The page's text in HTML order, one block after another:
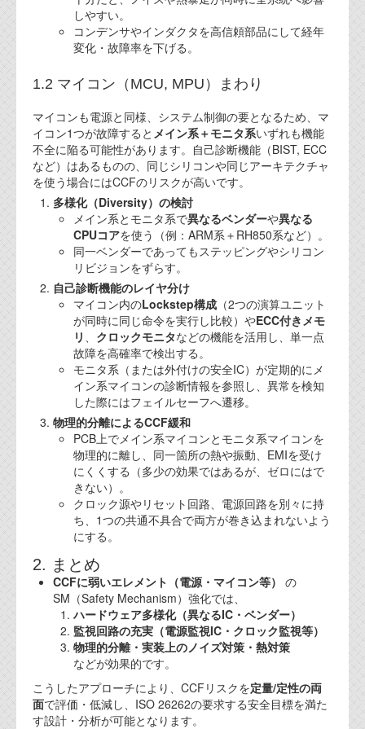
しやすい。
コンデンサやインダクタを高信頼部品にして経年
変化・故障率を下げる。
1.2 マイコン（MCU, MPU）まわり
マイコンも電源と同様、システム制御の要となるため、マ
イコン1つが故障すると メイン系＋モニタ系いずれも機能
不全に陥る可能性があります。自己診断機能（BIST, ECC
など）はあるものの、同じシリコンや同じアーキテクチャ
を使う場合にはCCFのリスクが高いです。
多様化（Diversity）の検討
メイン系とモニタ系で異なるベンダーや異なる
CPUコアを使う（例：ARM系＋RH850系など）。
同一ベンダーであってもステッピングやシリコン
リビジョンをずらす。
自己診断機能のレイヤ分け
マイコン内のLockstep構成 （2つの演算ユニット
が同時に同じ命令を実行し比較）やECC付きメモ
リ 、 クロックモニタなどの機能を活用し、単一点
故障を高確率で検出する。
モニタ系（または外付けの安全IC）が定期的にメ
イン系マイコンの診断情報を参照し、異常を検知
した際にはフェイルセーフへ遷移。
物理的分離によるCCF緩和
PCB上でメイン系マイコンとモニタ系マイコンを
物理的に離し、同一箇所の熱や振動、EMIを受け
にくくする（多少の効果ではあるが、ゼロにはで
きない）。
クロック源やリセット回路、電源回路を別々に持
ち、1つの共通不具合で両方が巻き込まれないよう
にする。
2. まとめ
CCFに弱いエレメント（電源・マイコン等） の
SM（Safety Mechanism）強化では、
ハードウェア多様化（異なるIC・ベンダー）
監視回路の充実（電源監視IC・クロック監視等）
物理的分離・実装上のノイズ対策・熱対策
などが効果的です。
こうしたアプローチにより、CCFリスクを定量/定性の両
面で評価・低減し、ISO 26262の要求する安全目標を満た
す設計・分析が可能となります。